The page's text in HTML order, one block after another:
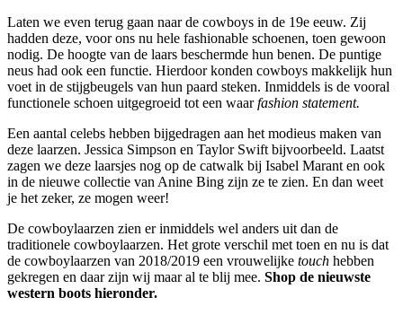
Laten we even terug gaan naar de cowboys in de 19e eeuw. Zij
hadden deze, voor ons nu hele fashionable schoenen, toen gewoon
nodig. De hoogte van de laars beschermde hun benen. De puntige
neus had ook een functie. Hierdoor konden cowboys makkelijk hun
voet in de stijgbeugels van hun paard steken. Inmiddels is de vooral
functionele schoen uitgegroeid tot een waarfashion statement.
Een aantal celebs hebben bijgedragen aan het modieus maken van
deze laarzen. Jessica Simpson en Taylor Swift bijvoorbeeld. Laatst
zagen we deze laarsjes nog op de catwalk bij Isabel Marant en ook
in de nieuwe collectie van Anine Bing zijn ze te zien. En dan weet
je het zeker, ze mogen weer!
De cowboylaarzen zien er inmiddels wel anders uit dan de
traditionele cowboylaarzen. Het grote verschil met toen en nu is dat
de cowboylaarzen van 2018/2019 een vrouwelijke touch hebben
gekregen en daar zijn wij maar al te blij mee. Shop de nieuwste
western boots hieronder.